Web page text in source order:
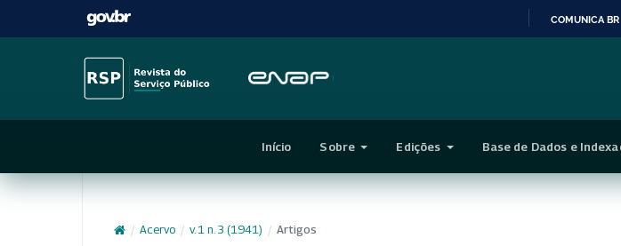
COMUNICA BR
Início Sobre Edições Base de Dados e
/ Acervo / v. 1 n. 3 (1941) / Artigos